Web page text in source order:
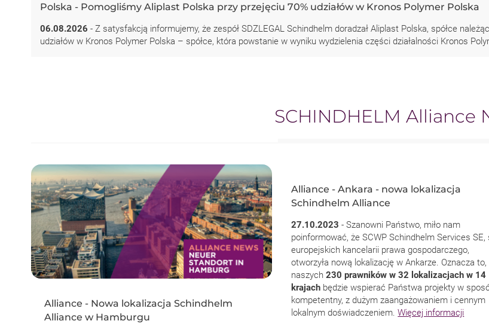
Polska - Pomogliśmy Aliplast Polska przy przejęciu 70% udziałów w Kronos Polymer Polska
06.08.2026 - Z satysfakcją informujemy, że zespół SDZLEGAL Schindhelm doradzał Aliplast Polska, spółce
udziałów w Kronos Polymer Polska – spółce, która powstanie w wyniku wydzielenia części działalności Kronos
SCHINDHELM Alliance
Alliance - Nowa lokalizacja Schindhelm
Alliance w Hamburgu
Alliance - Ankara - nowa lokalizacja
Schindhelm Alliance
27.10.2023 - Szanowni Państwo, miło nam
poinformować, że SCWP Schindhelm Services SE,
europejskich kancelarii prawa gospodarczego,
otworzyła nową lokalizację w Ankarze. Oznacza to,
naszych230 prawników w 32 lokalizacjach w 14
krajach będzie wspierać Państwa projekty w
kompetentny, z dużym zaangażowaniem i cennym
lokalnym doświadczeniem.Więcej informacji